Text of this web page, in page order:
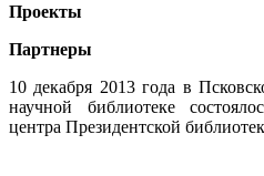
Проекты
Партнеры
10 декабря 2013 года в
научной библиотеке
центра Президентской